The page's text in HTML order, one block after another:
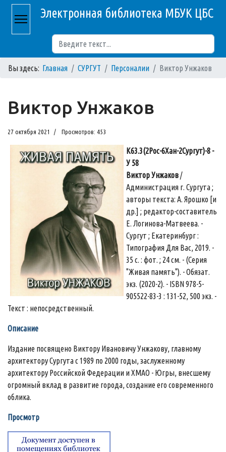
Электронная библиотека МБУК ЦБС
Вы здесь: Главная СУРГУТ Персоналии Виктор Унжаков
Виктор Унжаков
27 октября 2021 Просмотров: 453
К63.3(2Рос-6Хан-2Сургут)-8 -
У 58
Виктор Унжаков/
Администрация г. Сургута ;
авторы текста: А. Ярошко [и
др.] ; редактор-составитель
Е. Логинова-Матвеева. -
Сургут ; Екатеринбург :
Типография Для Вас, 2019. -
35 c. : фот. ; 24 см. - (Серия
"Живая память"). - Обязат.
экз. (2020-2). - ISBN 978-5-
905522-83-3 : 131-52, 500 экз. -
Текст : непосредственный.
Описание
Издание посвящено Виктору Ивановичу Унжакову, главному
архитектору Сургута с 1989 по 2000 годы, заслуженному
архитектору Российской Федерации и ХМАО - Югры, внесшему
огромный вклад в развитие города, создание его современного
облика.
Просмотр